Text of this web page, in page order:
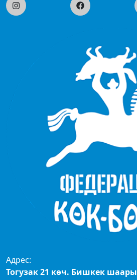
Адрес:
Тогузак 21 көч. Бишкек шаары